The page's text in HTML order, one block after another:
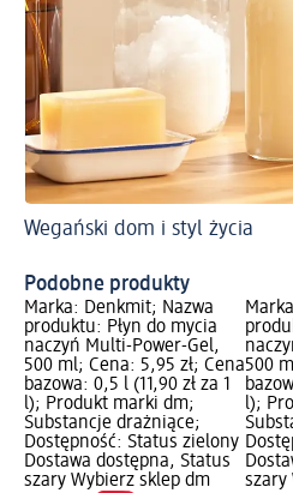
Wegański dom i styl życia
Podobne produkty
Marka: Denkmit; Nazwa
produktu: Płyn do mycia
naczyń Multi-Power-Gel,
500 ml; Cena: 5,95 zł; Cena
bazowa: 0,5 l (11,90 zł za 1
l); Produkt marki dm;
Substancje drażniące;
Dostępność: Status zielony
Dostawa dostępna, Status
szary Wybierz sklep dm
500
l);
szary